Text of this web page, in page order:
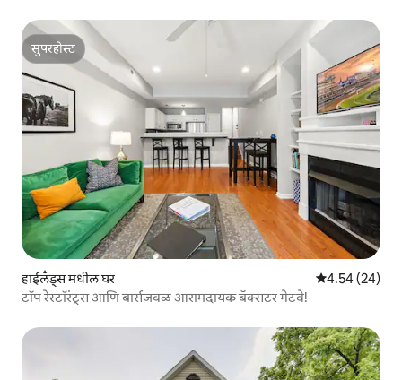
सुपरहोस्ट
सुपरहोस्ट
हाईलँड्स मधील घर 5 पैकी 4.54
4.54 (24)
टॉप रेस्टॉरंट्स आणि बार्सजवळ आरामदायक बॅक्सटर गेटवे!